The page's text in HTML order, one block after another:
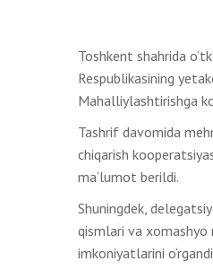
Toshkent shahrida
Respublikasining
Mahalliylashtirishga
Tashrif davomida
chiqarish
ma’lumot berildi.
Shuningdek,
qismlari va xomashyo
imkoniyatlarini